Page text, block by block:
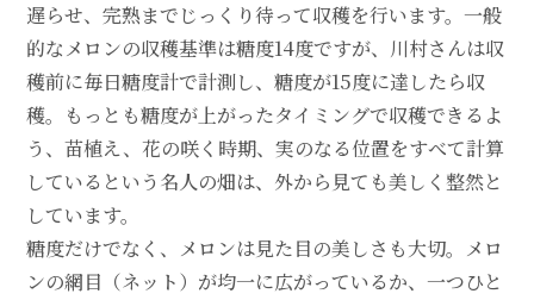
遅らせ、完熟までじっくり待って収穫を行います。一般
的なメロンの収穫基準は糖度14度ですが、川村さんは収
穫前に毎日糖度計で計測し、糖度が15度に達したら収
穫。もっとも糖度が上がったタイミングで収穫できるよ
う、苗植え、花の咲く時期、実のなる位置をすべて計算
しているという名人の畑は、外から見ても美しく整然と
しています。
糖度だけでなく、メロンは見た目の美しさも大切。メロ
ンの網目（ネット）が均一に広がっているか、一つひと